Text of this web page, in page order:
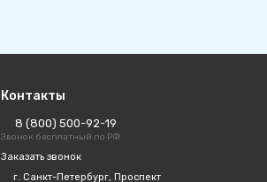
Контакты
8 (800) 500-92-19
Звонок бесплатный по РФ
Заказать звонок
г. Санкт-Петербург, Проспект